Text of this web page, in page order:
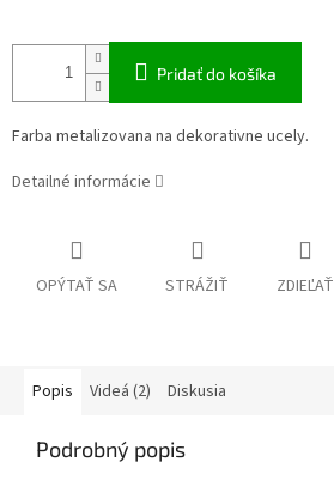
Pridať do košíka
Farba metalizovana na dekorativne ucely.
Detailné informácie
OPÝTAŤ SA STRÁŽIŤ ZDIEĽAŤ
Popis Videá (2) Diskusia
Podrobný popis